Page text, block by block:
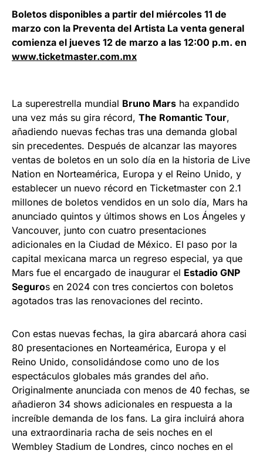
Boletos disponibles a partir del miércoles 11 de
marzo con la Preventa del Artista La venta general
comienza el jueves 12 de marzo a las 12:00 p.m. en
www.ticketmaster.com.mx
La superestrella mundial Bruno Mars ha expandido
una vez más su gira récord, The Romantic Tour,
añadiendo nuevas fechas tras una demanda global
sin precedentes. Después de alcanzar las mayores
ventas de boletos en un solo día en la historia de Live
Nation en Norteamérica, Europa y el Reino Unido, y
establecer un nuevo récord en Ticketmaster con 2.1
millones de boletos vendidos en un solo día, Mars ha
anunciado quintos y últimos shows en Los Ángeles y
Vancouver, junto con cuatro presentaciones
adicionales en la Ciudad de México. El paso por la
capital mexicana marca un regreso especial, ya que
Mars fue el encargado de inaugurar el Estadio GNP
Seguros en 2024 con tres conciertos con boletos
agotados tras las renovaciones del recinto.
Con estas nuevas fechas, la gira abarcará ahora casi
80 presentaciones en Norteamérica, Europa y el
Reino Unido, consolidándose como uno de los
espectáculos globales más grandes del año.
Originalmente anunciada con menos de 40 fechas, se
añadieron 34 shows adicionales en respuesta a la
increíble demanda de los fans. La gira incluirá ahora
una extraordinaria racha de seis noches en el
Wembley Stadium de Londres, cinco noches en el